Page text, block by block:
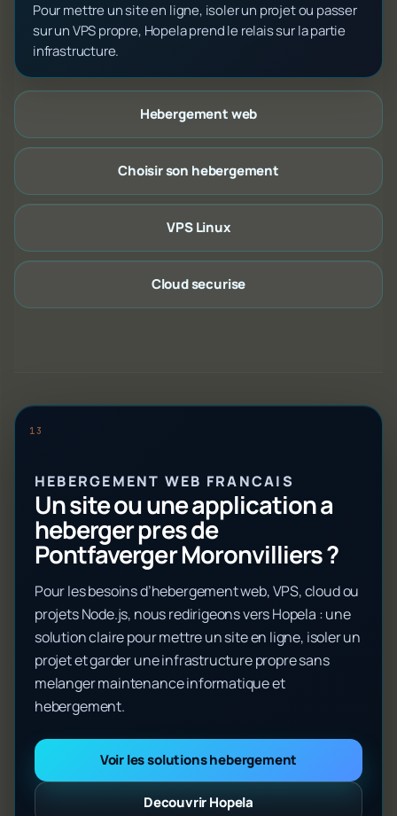
Pour mettre un site en ligne, isoler un projet ou passer
sur un VPS propre, Hopela prend le relais sur la partie
infrastructure.
Hebergement web
Choisir son hebergement
VPS Linux
Cloud securise
HEBERGEMENT WEB FRANCAIS
Un site ou une application a
heberger pres de
Pontfaverger Moronvilliers ?
Pour les besoins d’hebergement web, VPS, cloud ou
projets Node.js, nous redirigeons vers Hopela : une
solution claire pour mettre un site en ligne, isoler un
projet et garder une infrastructure propre sans
melanger maintenance informatique et
hebergement.
Voir les solutions hebergement
Decouvrir Hopela